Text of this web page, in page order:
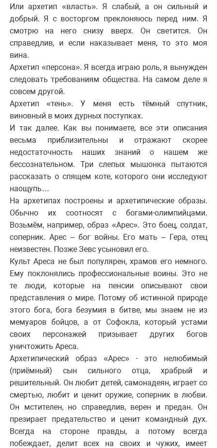
Или архетип «власть». Я слабый, а он сильный и
добрый. Я с восторгом преклоняюсь перед ним. Я
смотрю на него снизу вверх. Он светится. Он
справедлив, и если наказывает меня, то это моя
вина.
Архетип «персона». Я всегда играю роль, я вынужден
следовать требованиям общества. На самом деле я
совсем другой.
Архетип «тень». У меня есть тёмный спутник,
виновный в моих дурных поступках.
И так далее. Как вы понимаете, все эти описания
весьма приблизительны и отражают скорее
недостаточность наших знаний о нашем же
бессознательном. Три слепых мышонка пытаются
рассказать о спящем коте, которого они исследуют
наощупь…
На архетипах построены и архетипические образы.
Обычно их соотносят с богами-олимпийцами.
Возьмём, например, образ «Арес». Это боец, солдат,
соперник. Арес – бог войны. Его мать – Гера, отец
неизвестен. Позже Зевс усыновил его.
Культ Ареса не был популярен, храмов его немного.
Ему поклонялись профессиональные воины. Это не
те люди, которые на пенсии описывают свои
представления о мире. Потому об истинной природе
этого бога, бога безумия в битве, мы знаем не из
мемуаров бойцов, а от Софокла, который устами
своих персонажей призывает других богов
уничтожить Ареса.
Архетипический образ «Арес» - это нелюбимый
(приёмный) сын сильного отца, храбрый и
решительный. Он любит детей, самонадеян, играет со
смертью, любит и ценит оружие, соперник в любви.
Он мстителен, но справедлив, верен и предан. Он
презирает предательство и ценит командный дух.
Всегда на стороне правды, а потому всегда
побеждает, делит всех на своих и чужих, имеет